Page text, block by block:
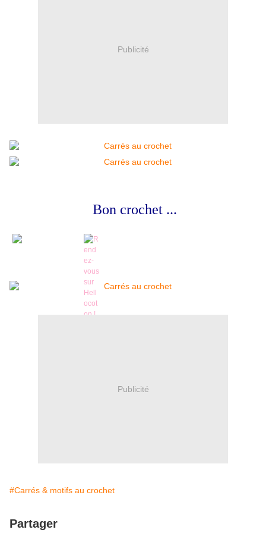
Publicité
Bon crochet ...
Publicité
#Carrés & motifs au crochet
Partager